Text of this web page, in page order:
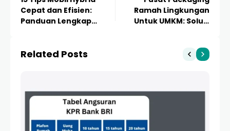
Cepat dan Efisien:
Panduan Lengkap
Ramah Lingkungan
Untuk UMKM: Solusi
Related Posts